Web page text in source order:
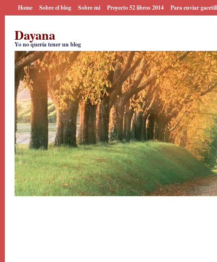
Home Sobre el blog Sobre mi Proyecto 52 libros 2014 Para enviar
Dayana
Yo no quería tener un blog